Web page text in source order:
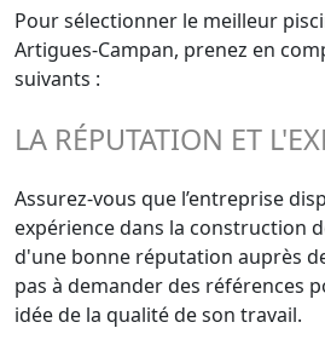
Pour sélectionner le meilleur
Artigues-Campan, prenez en
suivants :
LA RÉPUTATION ET
Assurez-vous que l’entreprise
expérience dans la construction
d'une bonne réputation auprès
pas à demander des références
idée de la qualité de son travail.